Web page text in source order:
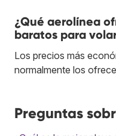
¿Qué aerolínea
baratos para
Los precios más
normalmente los ofrece
Preguntas